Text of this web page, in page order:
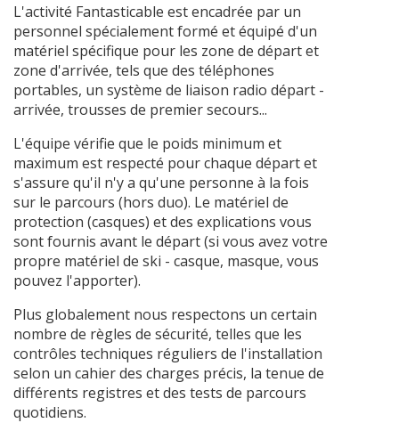
L'activité Fantasticable est encadrée par un
personnel spécialement formé et équipé d'un
matériel spécifique pour les zone de départ et
zone d'arrivée, tels que des téléphones
portables, un système de liaison radio départ -
arrivée, trousses de premier secours...
L'équipe vérifie que le poids minimum et
maximum est respecté pour chaque départ et
s'assure qu'il n'y a qu'une personne à la fois
sur le parcours (hors duo). Le matériel de
protection (casques) et des explications vous
sont fournis avant le départ (si vous avez votre
propre matériel de ski - casque, masque, vous
pouvez l'apporter).
Plus globalement nous respectons un certain
nombre de règles de sécurité, telles que les
contrôles techniques réguliers de l'installation
selon un cahier des charges précis, la tenue de
différents registres et des tests de parcours
quotidiens.